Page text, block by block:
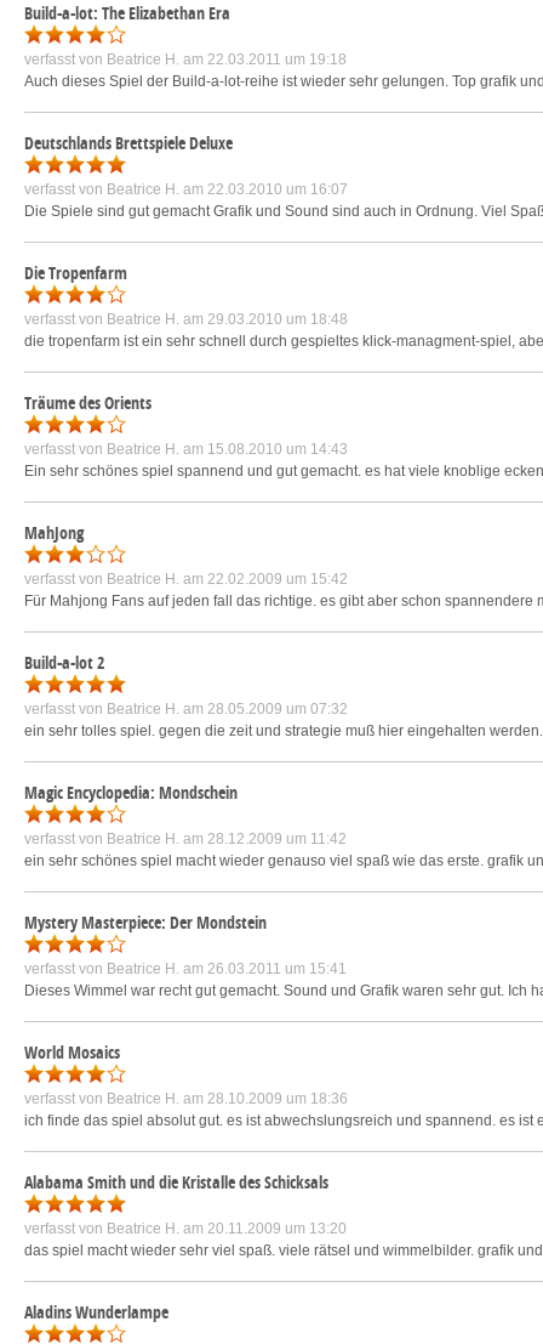
Build-a-lot: The Elizabethan Era
verfasst von Beatrice H. am 22.03.2011 um 19:18
Auch dieses Spiel der Build-a-lot-reihe ist wieder sehr gelungen. Top grafik
Deutschlands Brettspiele Deluxe
verfasst von Beatrice H. am 22.03.2010 um 16:07
Die Spiele sind gut gemacht Grafik und Sound sind auch in Ordnung. Viel
Die Tropenfarm
verfasst von Beatrice H. am 29.03.2010 um 18:48
die tropenfarm ist ein sehr schnell durch gespieltes klick-managment-spiel,
Träume des Orients
verfasst von Beatrice H. am 15.08.2010 um 14:43
Ein sehr schönes spiel spannend und gut gemacht. es hat viele knoblige
MahJong
verfasst von Beatrice H. am 22.02.2009 um 15:42
Für Mahjong Fans auf jeden fall das richtige. es gibt aber schon
Build-a-lot 2
verfasst von Beatrice H. am 28.05.2009 um 07:32
ein sehr tolles spiel. gegen die zeit und strategie muß hier eingehalten
Magic Encyclopedia: Mondschein
verfasst von Beatrice H. am 28.12.2009 um 11:42
ein sehr schönes spiel macht wieder genauso viel spaß wie das erste. grafik
Mystery Masterpiece: Der Mondstein
verfasst von Beatrice H. am 26.03.2011 um 15:41
Dieses Wimmel war recht gut gemacht. Sound und Grafik waren sehr gut.
World Mosaics
verfasst von Beatrice H. am 28.10.2009 um 18:36
ich finde das spiel absolut gut. es ist abwechslungsreich und spannend. es
Alabama Smith und die Kristalle des Schicksals
verfasst von Beatrice H. am 20.11.2009 um 13:20
das spiel macht wieder sehr viel spaß. viele rätsel und wimmelbilder. grafik
Aladins Wunderlampe